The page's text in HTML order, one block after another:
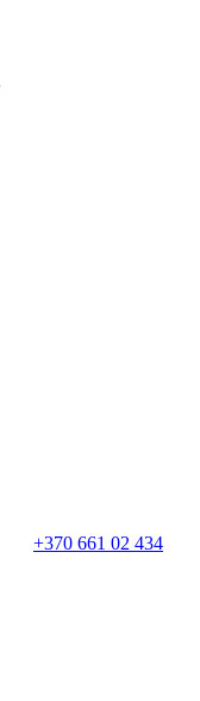
+370 661 02 434